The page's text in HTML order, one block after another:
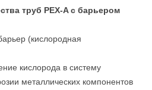
труб PEX-A с барьером
(кислородная
кислорода в систему
металлических компонентов